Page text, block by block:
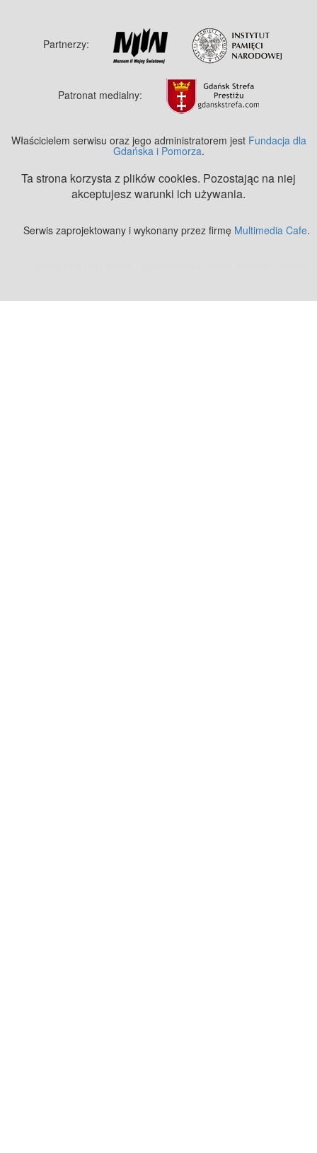
Partnerzy:
Patronat medialny:
Właścicielem serwisu oraz jego administratorem jest Fundacja dla
Gdańska i Pomorza.
Ta strona korzysta z plików cookies. Pozostając na niej
akceptujesz warunki ich używania.
Serwis zaprojektowany i wykonany przez firmę Multimedia Cafe.